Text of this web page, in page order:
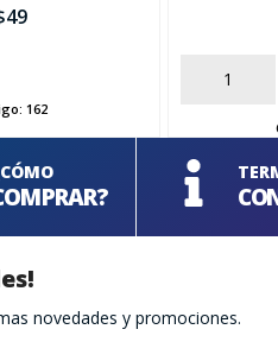
49
162
AÑADIR
novedades y promociones.